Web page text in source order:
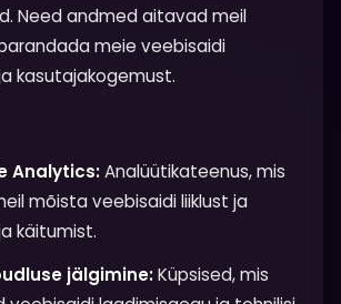
Need andmed aitavad meil
meie veebisaidi
kasutajakogemust.
Analytics:Analüütikateenus, mis
mõista veebisaidi liiklust ja
käitumist.
jälgimine:Küpsised, mis